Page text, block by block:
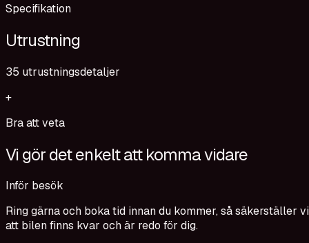
Specifikation
Utrustning
35 utrustningsdetaljer
+
Bra att veta
Vi gör det enkelt att komma vidare
Inför besök
Ring gärna och boka tid innan du kommer, så säkerställer vi
att bilen finns kvar och är redo för dig.